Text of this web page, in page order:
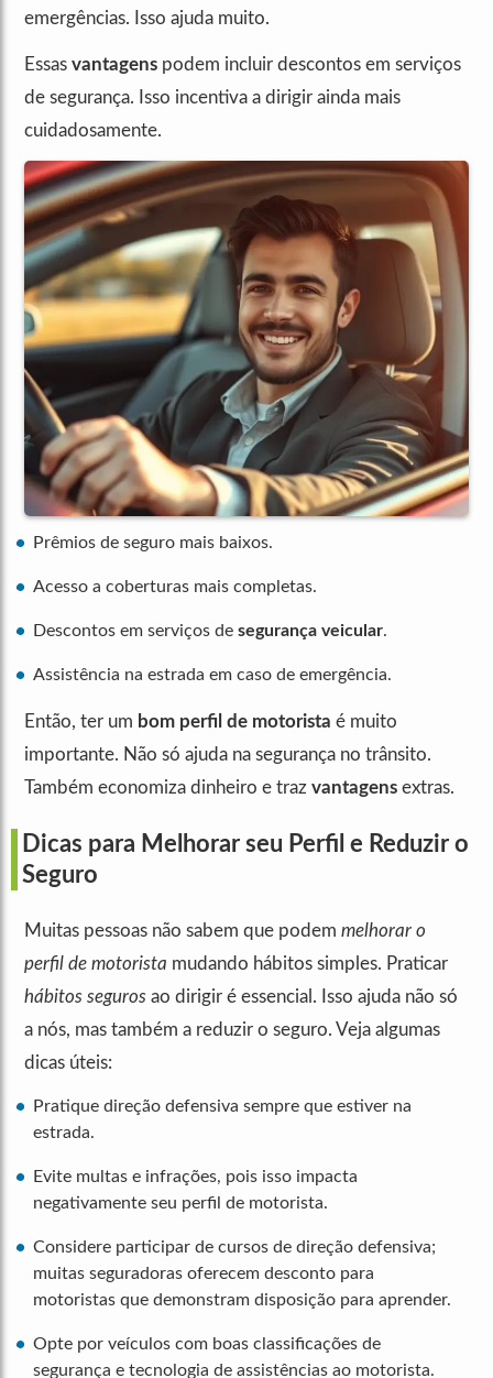
emergências. Isso ajuda muito.
Essas vantagens podem incluir descontos em serviços
de segurança. Isso incentiva a dirigir ainda mais
cuidadosamente.
Prêmios de seguro mais baixos.
Acesso a coberturas mais completas.
Descontos em serviços de segurança veicular.
Assistência na estrada em caso de emergência.
Então, ter um bom perfil de motorista é muito
importante. Não só ajuda na segurança no trânsito.
Também economiza dinheiro e traz vantagens extras.
Dicas para Melhorar seu Perfil e Reduzir o
Seguro
Muitas pessoas não sabem que podem melhorar o
perfil de motorista mudando hábitos simples. Praticar
hábitos seguros ao dirigir é essencial. Isso ajuda não só
a nós, mas também a reduzir o seguro. Veja algumas
dicas úteis:
Pratique direção defensiva sempre que estiver na
estrada.
Evite multas e infrações, pois isso impacta
negativamente seu perfil de motorista.
Considere participar de cursos de direção defensiva;
muitas seguradoras oferecem desconto para
motoristas que demonstram disposição para aprender.
Opte por veículos com boas classificações de
segurança e tecnologia de assistências ao motorista.